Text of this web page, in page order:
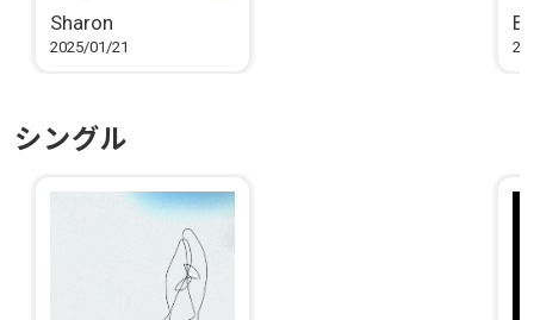
Sharon
2025/01/21
シングル